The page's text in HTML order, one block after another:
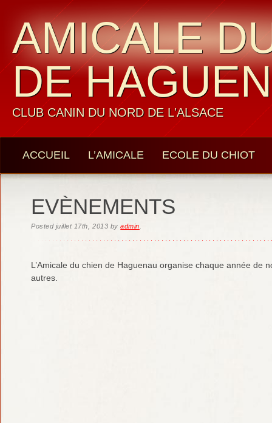
AMICALE
DE
CLUB CANIN DU NORD DE L'ALSACE
ACCUEIL L’AMICALE ECOLE DU CHIOT
EVÈNEMENTS
Posted juillet 17th, 2013 byadmin
L’Amicale du chien de Haguenau organise chaque année de
autres.